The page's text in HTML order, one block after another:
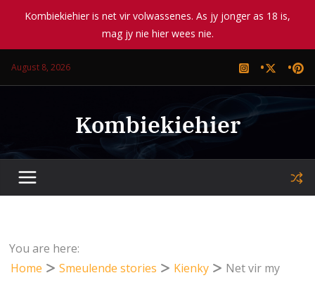
Kombiekiehier is net vir volwassenes. As jy jonger as 18 is,
mag jy nie hier wees nie.
August 8, 2026
Kombiekiehier
You are here:
Home
Smeulende stories Kienky Net vir my